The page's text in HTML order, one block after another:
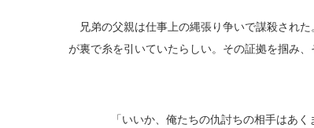
兄弟の父親は仕事上の縄張り争いで謀殺され
が裏で糸を引いていたらしい。その証拠を掴み、
「いいか、俺たちの仇討ちの相手はあ